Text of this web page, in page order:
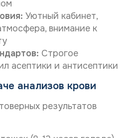
Уютный кабинет,
внимание к
Строгое
асептики и антисептики
анализов крови
результатов